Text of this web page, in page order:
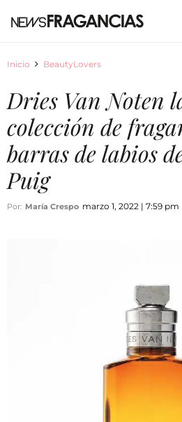
Inicio BeautyLovers
Dries Van Noten
colección de
barras de labios
Puig
Por: María Crespo marzo 1, 2022 | 7:59 pm